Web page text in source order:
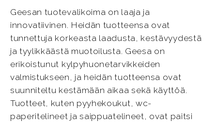
Geesan tuotevalikoima on laaja ja
innovatiivinen. Heidän tuotteensa ovat
tunnettuja korkeasta laadusta, kestävyydestä
ja tyylikkäästä muotoilusta. Geesa on
erikoistunut kylpyhuonetarvikkeiden
valmistukseen, ja heidän tuotteensa ovat
suunniteltu kestämään aikaa sekä käyttöä.
Tuotteet, kuten pyyhekoukut, wc-
paperitelineet ja saippuatelineet, ovat paitsi